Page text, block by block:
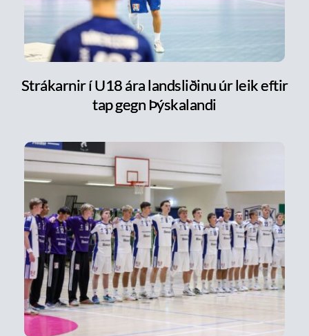
Strákarnir í U18 ára landsliðinu úr leik eftir
tap gegn Þýskalandi